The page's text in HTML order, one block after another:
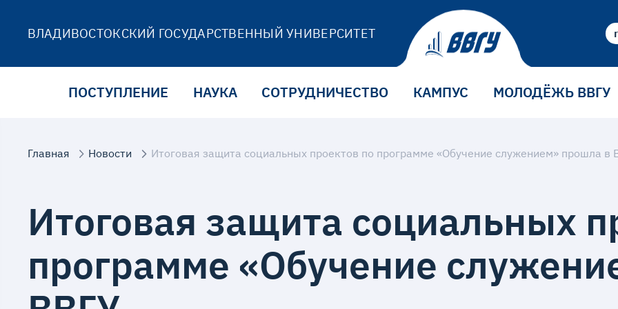
ВЛАДИВОСТОКСКИЙ ГОСУДАРСТВЕННЫЙ УНИВЕРСИТЕТ
ПОСТУПЛЕНИЕ НАУКА СОТРУДНИЧЕСТВО КАМПУС МОЛОДЁЖЬ ВВГУ
Главная Новости Итоговая защита социальных проектов по программе «Обучение служением» прошла в
Итоговая защита социальных
программе «Обучение